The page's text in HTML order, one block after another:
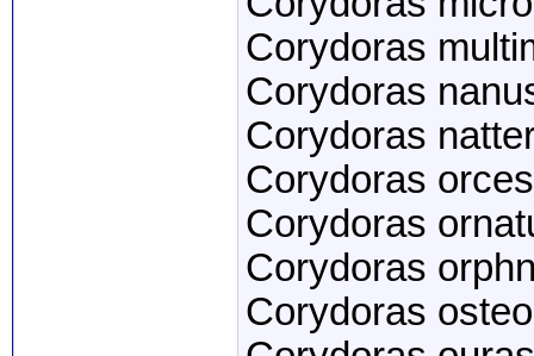
Corydoras
Corydoras
Corydoras
Corydoras
Corydoras
Corydoras
Corydoras